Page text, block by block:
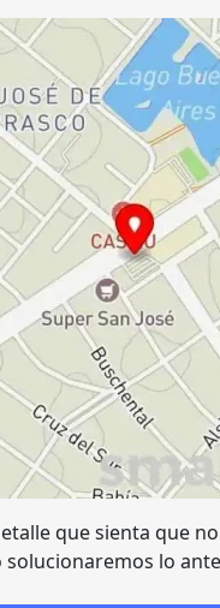
que sienta que
lo